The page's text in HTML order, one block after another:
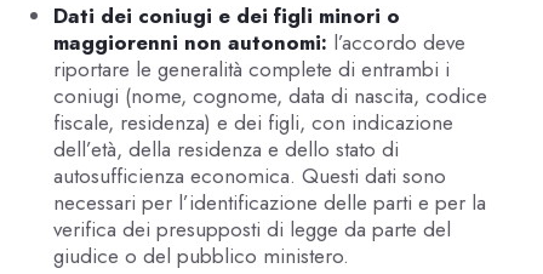
Dati dei coniugi e dei figli minori o
maggiorenni non autonomi: l’accordo deve
riportare le generalità complete di entrambi i
coniugi (nome, cognome, data di nascita, codice
fiscale, residenza) e dei figli, con indicazione
dell’età, della residenza e dello stato di
autosufficienza economica. Questi dati sono
necessari per l’identificazione delle parti e per la
verifica dei presupposti di legge da parte del
giudice o del pubblico ministero.